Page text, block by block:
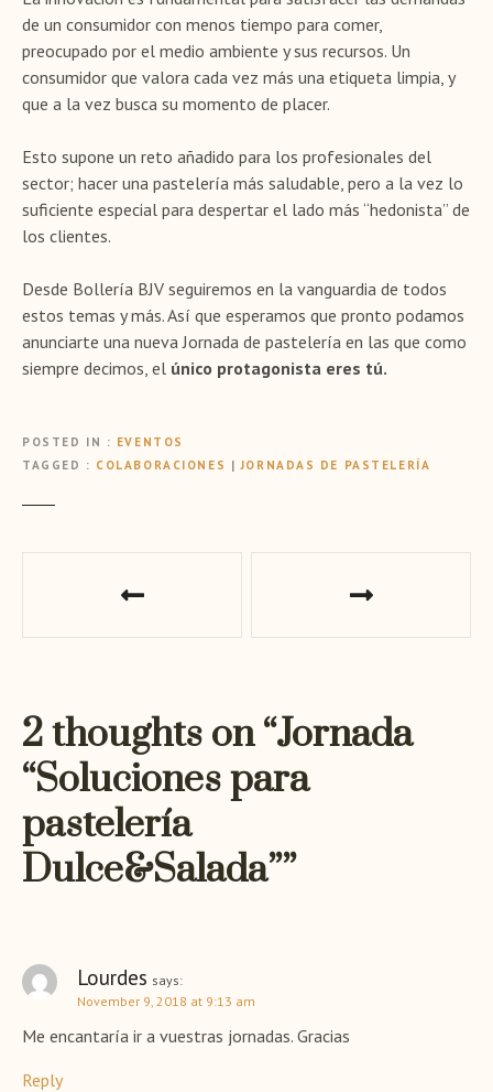
de un consumidor con menos tiempo para comer,
preocupado por el medio ambiente y sus recursos. Un
consumidor que valora cada vez más una etiqueta limpia, y
que a la vez busca su momento de placer.
Esto supone un reto añadido para los profesionales del
sector; hacer una pastelería más saludable, pero a la vez lo
suficiente especial para despertar el lado más “hedonista” de
los clientes.
Desde Bollería BJV seguiremos en la vanguardia de todos
estos temas y más. Así que esperamos que pronto podamos
anunciarte una nueva Jornada de pastelería en las que como
siempre decimos, el único protagonista eres tú.
POSTED IN
EVENTOS
TAGGED
COLABORACIONES |JORNADAS DE PASTELERÍA
t
n
a
v
i
a
t
i
2 thoughts on “Jornada
“Soluciones para
pastelería
Dulce&Salada””
Lourdes says:
November 9, 2018 at 9:13 am
Me encantaría ir a vuestras jornadas. Gracias
Reply